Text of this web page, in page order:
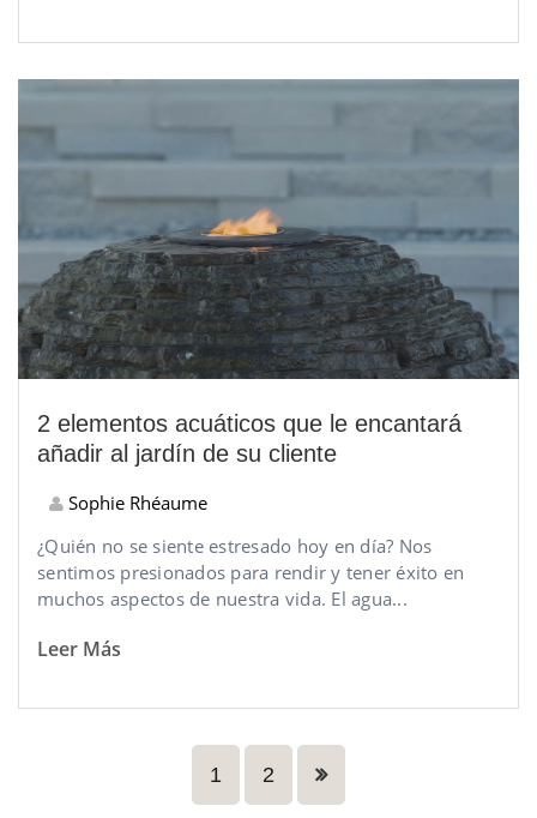
2 elementos acuáticos que le encantará
añadir al jardín de su cliente
Sophie Rhéaume
¿Quién no se siente estresado hoy en día? Nos
sentimos presionados para rendir y tener éxito en
muchos aspectos de nuestra vida. El agua...
Leer Más
1 2